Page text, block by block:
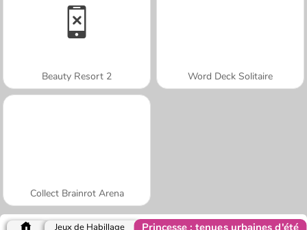
Beauty Resort 2 Word Deck Solitaire
Collect Brainrot Arena
Jeux de Habillage